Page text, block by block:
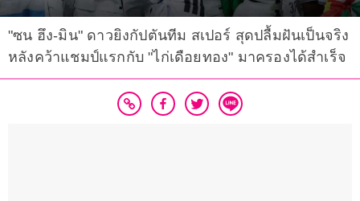
"ซน ฮึง-มิน" ดาวยิงกัปตันทีม สเปอร์ สุดปลื้มฝันเป็นจริง
หลังคว้าแชมป์แรกกับ "ไก่เดือยทอง" มาครองได้สำเร็จ